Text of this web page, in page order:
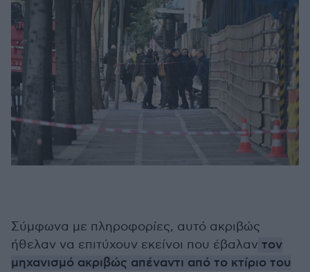
Σύμφωνα με πληροφορίες, αυτό ακριβώς
ήθελαν να επιτύχουν εκείνοι που έβαλαν τον
μηχανισμό ακριβώς απέναντι από το κτίριο του